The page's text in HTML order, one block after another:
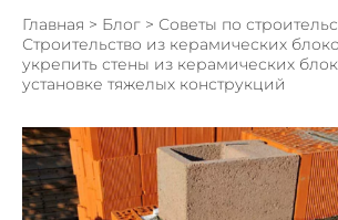
Главная > Блог > Советы по
Строительство из керамических
укрепить стены из керамических
установке тяжелых конструкций